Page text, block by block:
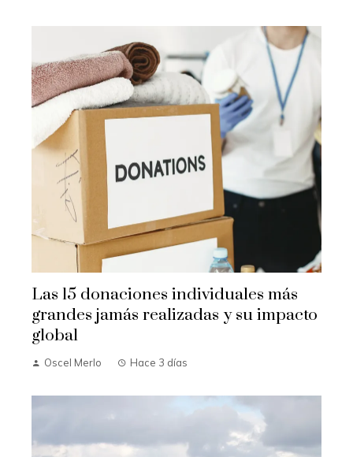
Las 15 donaciones individuales más
grandes jamás realizadas y su impacto
global
Oscel Merlo Hace 3 días